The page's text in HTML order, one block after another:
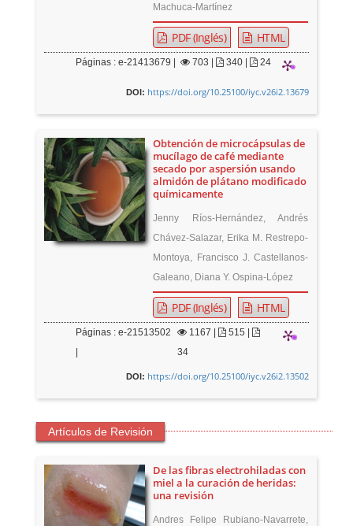
Machuca-Martínez
PDF (Inglés) HTML
Páginas : e-21413679 | 703 | 340 | 24
DOI: https://doi.org/10.25100/iyc.v26i2.13679
Obtención de microcápsulas de
mucílago de café mediante
secado por aspersión usando
almidón de plátano modificado
químicamente
Jenny Ríos-Hernández, Andrés
Chávez-Salazar, Erika M. Restrepo-
Montoya, Francisco J. Castellanos-
Galeano, Diana Y. Ospina-López
PDF (Inglés) HTML
Páginas : e-21513502
|
1167 |
515 |
34
DOI: https://doi.org/10.25100/iyc.v26i2.13502
Artículos de Revisión
De las fibras electrohiladas con
miel a la curación de heridas:
una revisión
Andres Felipe Rubiano-Navarrete,